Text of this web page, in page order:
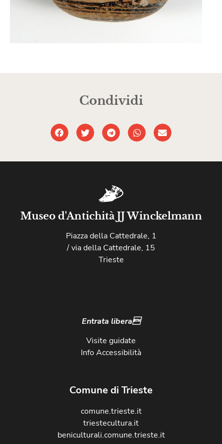
Condividi
Museo d'Antichità JJ Winckelmann
Piazza della Cattedrale, 1
/ via della Cattedrale, 15
Trieste
Entrata libera
Visite guidate
Info Accessibilità
Comune di Trieste
comune.trieste.it
triestecultura.it
beniculturali.comune.trieste.it